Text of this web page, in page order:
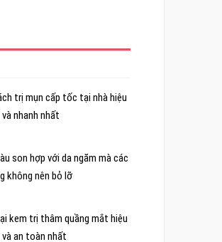
trị mụn cấp tốc tại nhà hiệu
và nhanh nhất
son hợp với da ngăm mà các
không nên bỏ lỡ
kem trị thâm quầng mắt hiệu
và an toàn nhất